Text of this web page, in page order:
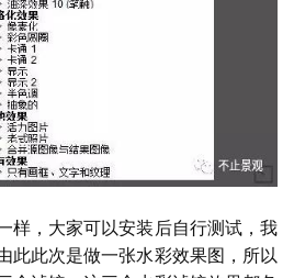
样，大家可以安装后自行测试，我
此此次是做一张水彩效果图，所以